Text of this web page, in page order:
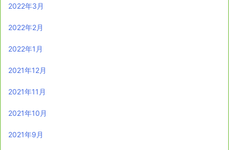
2022年3月
2022年2月
2022年1月
2021年12月
2021年11月
2021年10月
2021年9月